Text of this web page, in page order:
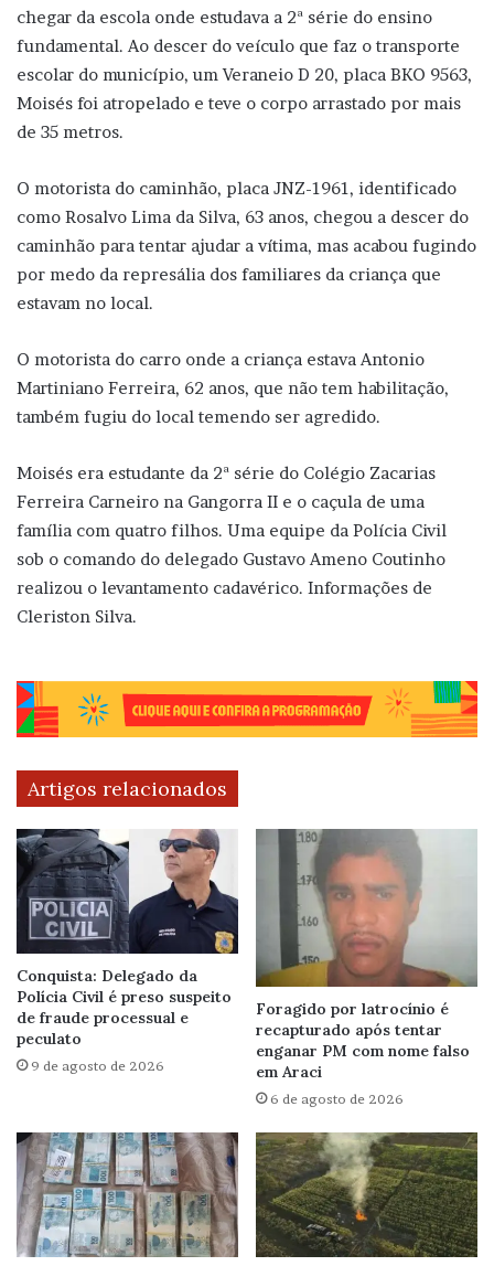
chegar da escola onde estudava a 2ª série do ensino
fundamental. Ao descer do veículo que faz o transporte
escolar do município, um Veraneio D 20, placa BKO 9563,
Moisés foi atropelado e teve o corpo arrastado por mais
de 35 metros.
O motorista do caminhão, placa JNZ-1961, identificado
como Rosalvo Lima da Silva, 63 anos, chegou a descer do
caminhão para tentar ajudar a vítima, mas acabou fugindo
por medo da represália dos familiares da criança que
estavam no local.
O motorista do carro onde a criança estava Antonio
Martiniano Ferreira, 62 anos, que não tem habilitação,
também fugiu do local temendo ser agredido.
Moisés era estudante da 2ª série do Colégio Zacarias
Ferreira Carneiro na Gangorra II e o caçula de uma
família com quatro filhos. Uma equipe da Polícia Civil
sob o comando do delegado Gustavo Ameno Coutinho
realizou o levantamento cadavérico. Informações de
Cleriston Silva.
Artigos relacionados
Conquista: Delegado da
Polícia Civil é preso suspeito
de fraude processual e
peculato
9 de agosto de 2026
Foragido por latrocínio é
recapturado após tentar
enganar PM com nome falso
em Araci
6 de agosto de 2026